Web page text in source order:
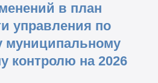
в план
управления по
муниципальному
контролю на 2026